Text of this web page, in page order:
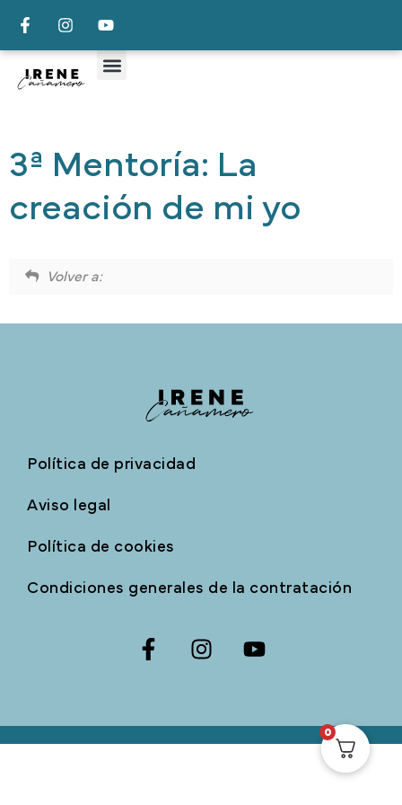
3ª Mentoría: La
creación de mi yo
Volver a:
Política de privacidad
Aviso legal
Política de cookies
Condiciones generales de la contratación
0